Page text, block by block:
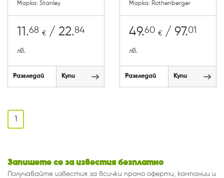
Марка: Stanley
11.68 € / 22.84
лв.
Разгледай Купи
Марка: Rothenberger
49.60 € / 97.01
лв.
Разгледай Купи
1
Запишете се за известия безплатно
Получавайте известия за всички промо оферти, кампании и